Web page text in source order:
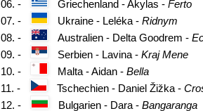
06. - Griechenland - Akylas -Ferto
07. -
Ukraine - Leléka -Ridnym
08. - Australien - Delta Goodrem -
09. -
Serbien - Lavina -Kraj Mene
10. -
Malta - Aidan -Bella
11. -
Tschechien - Daniel Žižka -
12. -
Bulgarien - Dara -Bangaranga